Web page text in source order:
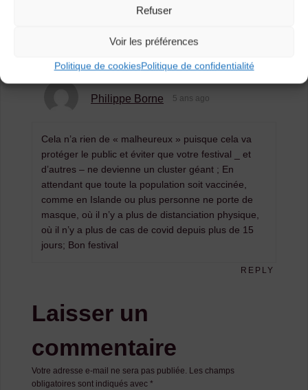
Refuser
Voir les préférences
Politique de cookiesPolitique de confidentialité
One comment
Philippe Borne 5 ans ago
Cela n’a rien de « malheureux » puisque cela va
protéger le public et éviter que votre festival _ et
d’autres – ne devienne un cluster géant ; En
attendant que toute la population soit vaccinée,
comme en Islande ou plus personne ne porte de
masque, où il n’y a plus de distanciation physique,
où il n’y a plus de cas de covid depuis plus de 15
jours; Bon festival
REPLY
Laisser un
commentaire
Votre adresse e-mail ne sera pas publiée. Les champs
obligatoires sont indiqués avec *